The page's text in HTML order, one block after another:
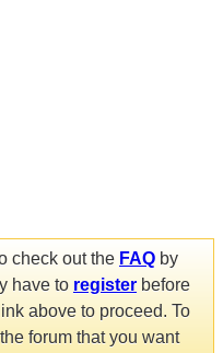
check out the FAQ by
have to register before
above to proceed. To
forum that you want